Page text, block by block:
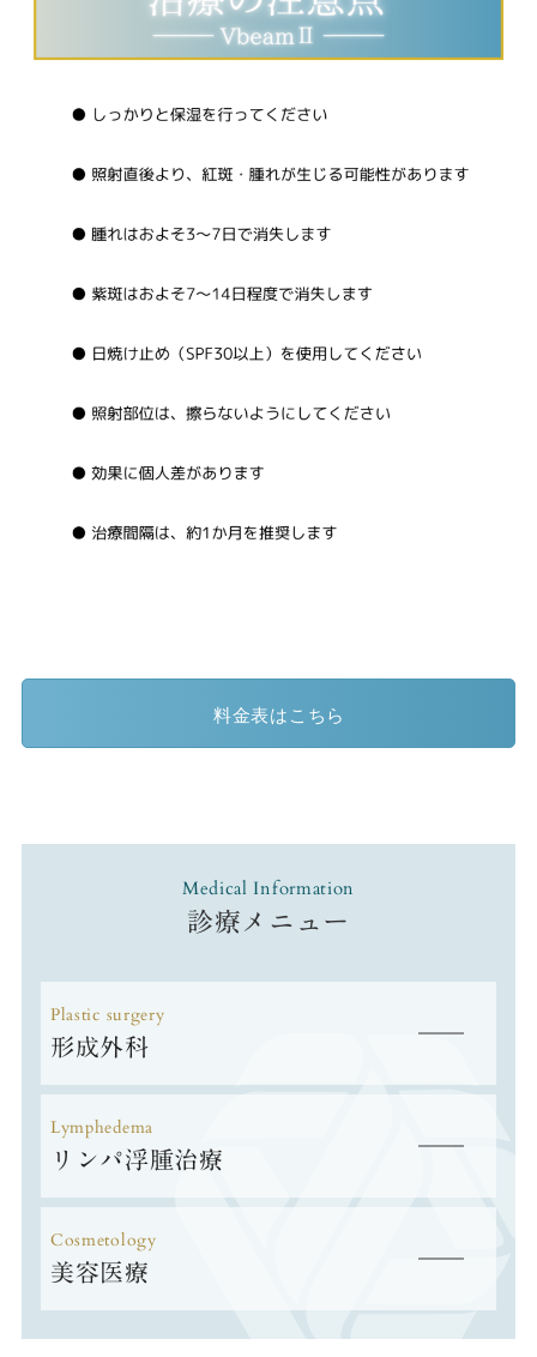
料金表はこちら
診療メニュー
Medical Information
形成外科
Plastic surgery
リンパ浮腫治療
Lymphedema
美容医療
Cosmetology